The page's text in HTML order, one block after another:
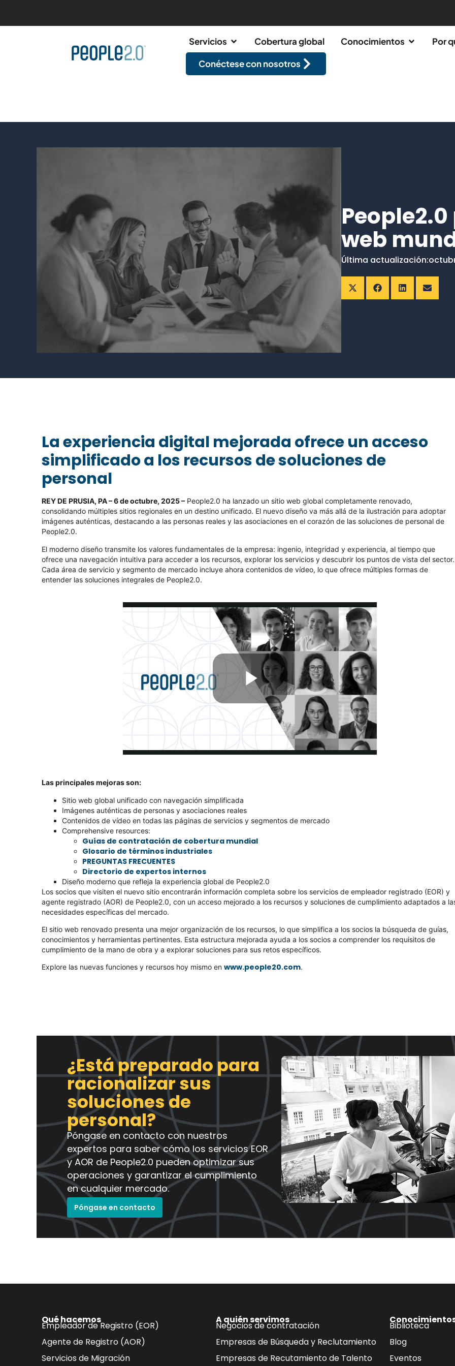
Servicios Cobertura global Conocimientos
Por
Conéctese con nosotros
web
Última actualización:
La experiencia digital mejorada ofrece un acceso
simplificado a los recursos de soluciones de
personal
REY DE PRUSIA, PA – 6 de octubre, 2025 – People2.0 ha lanzado un sitio web global completamente renovado,
consolidando múltiples sitios regionales en un destino unificado. El nuevo diseño va más allá de la ilustración para adoptar
imágenes auténticas, destacando a las personas reales y las asociaciones en el corazón de las soluciones de personal de
People2.0.
El moderno diseño transmite los valores fundamentales de la empresa: ingenio, integridad y experiencia, al tiempo que
ofrece una navegación intuitiva para acceder a los recursos, explorar los servicios y descubrir los puntos de vista del sector.
Cada área de servicio y segmento de mercado incluye ahora contenidos de vídeo, lo que ofrece múltiples formas de
entender las soluciones integrales de People2.0.
Las principales mejoras son:
Sitio web global unificado con navegación simplificada
Imágenes auténticas de personas y asociaciones reales
Contenidos de vídeo en todas las páginas de servicios y segmentos de mercado
Comprehensive resources:
Guías de contratación de cobertura mundial
Glosario de términos industriales
PREGUNTAS FRECUENTES
Directorio de expertos internos
Diseño moderno que refleja la experiencia global de People2.0
Los socios que visiten el nuevo sitio encontrarán información completa sobre los servicios de empleador registrado (EOR) y
agente registrado (AOR) de People2.0, con un acceso mejorado a los recursos y soluciones de cumplimiento adaptados a
necesidades específicas del mercado.
El sitio web renovado presenta una mejor organización de los recursos, lo que simplifica a los socios la búsqueda de guías,
conocimientos y herramientas pertinentes. Esta estructura mejorada ayuda a los socios a comprender los requisitos de
cumplimiento de la mano de obra y a explorar soluciones para sus retos específicos.
Explore las nuevas funciones y recursos hoy mismo en www.people20.com.
¿Está preparado para
racionalizar sus
soluciones de
personal?
Póngase en contacto con nuestros
expertos para saber cómo los servicios EOR
y AOR de People2.0 pueden optimizar sus
operaciones y garantizar el cumplimiento
en cualquier mercado.
Póngase en contacto
Qué hacemos
Empleador de Registro (EOR)
Agente de Registro (AOR)
Servicios de Migración
A quién servimos
Negocios de contratación
Empresas de Búsqueda y Reclutamiento
Empresas de Recutamiento de Talento
Biblioteca
Blog
Eventos